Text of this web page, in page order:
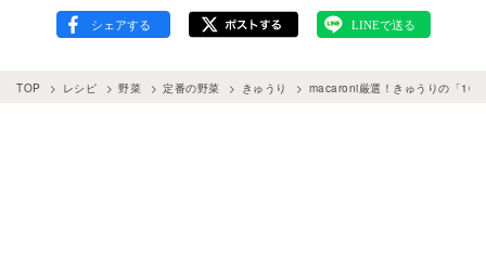
TOP レシピ 野菜 定番の野菜 きゅうり macaroni厳選！きゅうりの「10